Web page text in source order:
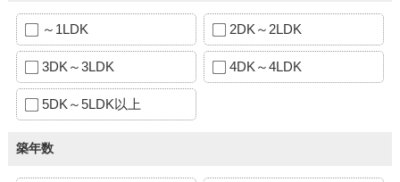
～1LDK 2DK～2LDK
3DK～3LDK 4DK～4LDK
5DK～5LDK以上
築年数